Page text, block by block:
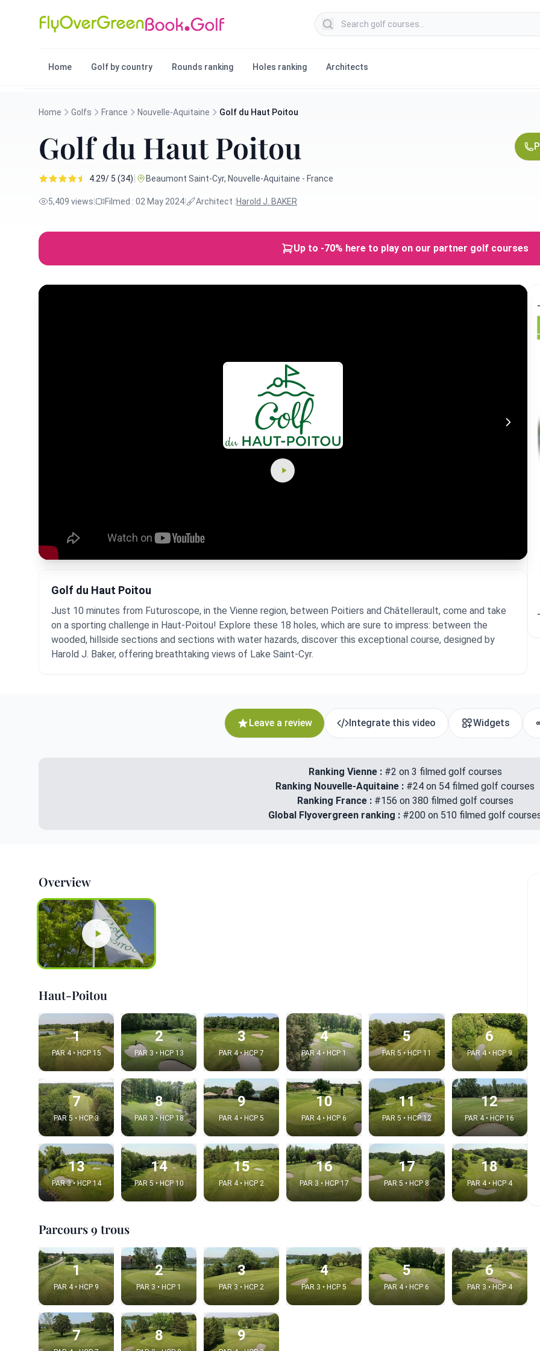
Search golf courses
Home Golf by country Rounds ranking Holes ranking Architects
Home Golfs France Nouvelle-Aquitaine Golf du Haut Poitou
Golf du Haut Poitou
4.29/ 5 (34)| Beaumont Saint-Cyr, Nouvelle-Aquitaine - France
5,409 views Filmed : 02 May 2024 Architect :Harold J. BAKER
Up to -70% here to play on our partner golf courses
Golf du Haut Poitou
Just 10 minutes from Futuroscope, in the Vienne region, between Poitiers and Châtellerault, come and take
on a sporting challenge in Haut-Poitou! Explore these 18 holes, which are sure to impress: between the
wooded, hillside sections and sections with water hazards, discover this exceptional course, designed by
Harold J. Baker, offering breathtaking views of Lake Saint-Cyr.
Leave a review Integrate this video Widgets
Ranking Vienne :#2 on 3 filmed golf courses
Ranking Nouvelle-Aquitaine : #24 on 54 filmed golf courses
Ranking France : #156 on 380 filmed golf courses
Global Flyovergreen ranking : #200 on 510 filmed golf
Overview
Haut-Poitou
1
PAR 4 • HCP 15
2
PAR 3 • HCP 13
3
PAR 4 • HCP 7
4
PAR 4 • HCP 1
5
PAR 5 • HCP 11
6
PAR 4 • HCP 9
7
PAR 5 • HCP 3
8
PAR 3 • HCP 18
9
PAR 4 • HCP 5
10
PAR 4 • HCP 6
11
PAR 5 • HCP 12
12
PAR 4 • HCP 16
13
PAR 3 • HCP 14
14
PAR 5 • HCP 10
15
PAR 4 • HCP 2
16
PAR 3 • HCP 17
17
PAR 5 • HCP 8
18
PAR 4 • HCP 4
Parcours 9 trous
1
PAR 4 • HCP 9
2
PAR 3 • HCP 1
3
PAR 3 • HCP 2
4
PAR 3 • HCP 5
5
PAR 4 • HCP 6
6
PAR 3 • HCP 4
7 8 9
Integrate video
Video choice: